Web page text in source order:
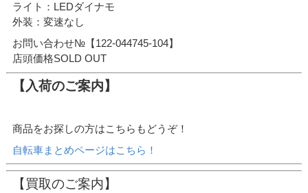
ライト：LEDダイナモ
外装：変速なし
お問い合わせ№【122-044745-104】
店頭価格SOLD OUT
【入荷のご案内】
商品をお探しの方はこちらもどうぞ！
自転車まとめページはこちら！
【買取のご案内】